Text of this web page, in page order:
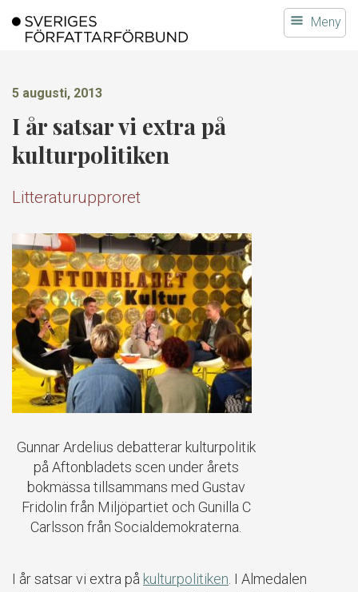
till
Meny
5 augusti, 2013
I år satsar vi extra på
kulturpolitiken
Litteraturupproret
Gunnar Ardelius debatterar kulturpolitik
på Aftonbladets scen under årets
bokmässa tillsammans med Gustav
Fridolin från Miljöpartiet och Gunilla C
Carlsson från Socialdemokraterna.
I år satsar vi extra på kulturpolitiken . I Almedalen